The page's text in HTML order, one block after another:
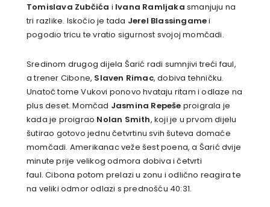
Tomislava Zubčića i Ivana Ramljaka smanjuju na
tri razlike. Iskočio je tada Jerel Blassingamei
pogodio tricu te vratio sigurnost svojoj momčadi.
Sredinom drugog dijela Šarić radi sumnjivi treći faul,
a trener Cibone, Slaven Rimac, dobiva tehničku.
Unatoč tome Vukovi ponovo hvataju ritam i odlaze na
plus deset. Momčad Jasmina Repeše proigrala je
kada je proigrao Nolan Smith, koji je u prvom dijelu
šutirao gotovo jednu četvrtinu svih šuteva domaće
momčadi. Amerikanac veže šest poena, a Šarić dvije
minute prije velikog odmora dobiva i četvrti
faul. Cibona potom prelazi u zonu i odlično reagira te
na veliki odmor odlazi s prednošću 40:31.